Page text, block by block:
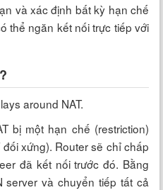
và xác định bất kỳ hạn chế
thể ngăn kết nối trực tiếp với
around NAT.
bị một hạn chế (restriction)
đối xứng). Router sẽ chỉ chấp
đã kết nối trước đó. Bằng
server và chuyển tiếp tất cả